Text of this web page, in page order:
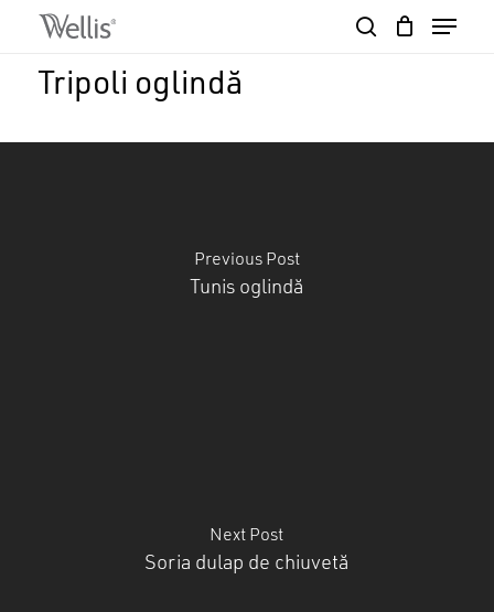
Menu
Tripoli oglindă
Previous Post
Tunis oglindă
Next Post
Soria dulap de chiuvetă